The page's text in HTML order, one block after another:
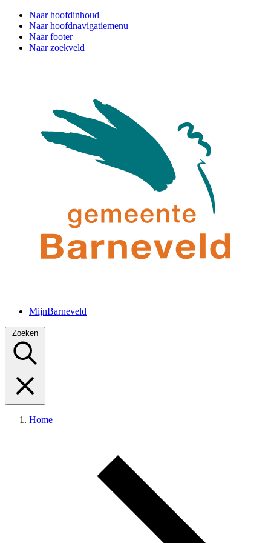
Naar hoofdinhoud
Naar hoofdnavigatiemenu
Naar footer
Naar zoekveld
MijnBarneveld
Zoeken
Home